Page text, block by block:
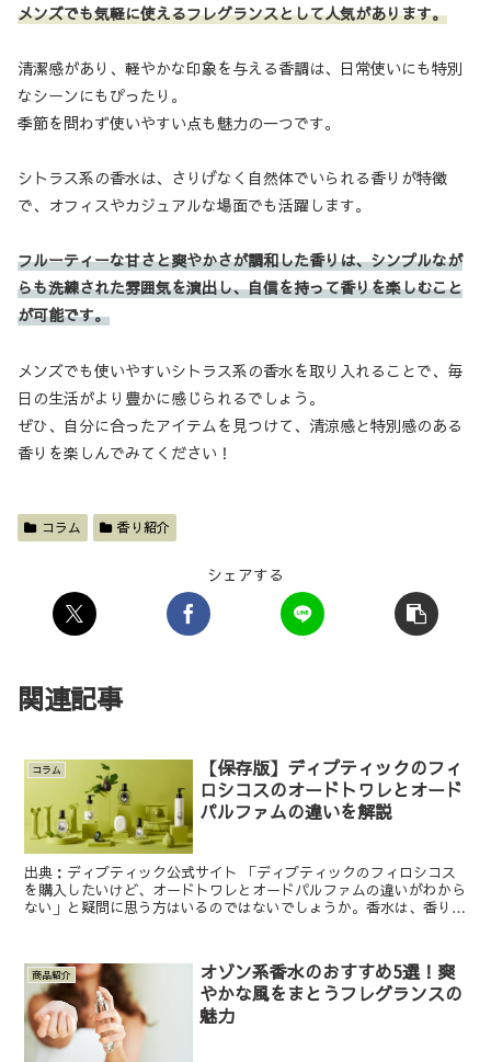
メンズでも気軽に使えるフレグランスとして人気があります。
清潔感があり、軽やかな印象を与える香調は、日常使いにも特別
なシーンにもぴったり。
季節を問わず使いやすい点も魅力の一つです。
シトラス系の香水は、さりげなく自然体でいられる香りが特徴
で、オフィスやカジュアルな場面でも活躍します。
フルーティーな甘さと爽やかさが調和した香りは、シンプルなが
らも洗練された雰囲気を演出し、自信を持って香りを楽しむこと
が可能です。
メンズでも使いやすいシトラス系の香水を取り入れることで、毎
日の生活がより豊かに感じられるでしょう。
ぜひ、自分に合ったアイテムを見つけて、清涼感と特別感のある
香りを楽しんでみてください！
コラム 香り紹介
シェアする
関連記事
コラム
【保存版】ディプティックのフィ
ロシコスのオードトワレとオード
パルファムの違いを解説
出典：ディプティック公式サイト 「ディプティックのフィロシコス
を購入したいけど、オードトワレとオードパルファムの違いがわから
ない」と疑問に思う方はいるのではないでしょうか。香水は、香りの
商品紹介
オゾン系香水のおすすめ5選！爽
やかな風をまとうフレグランスの
魅力